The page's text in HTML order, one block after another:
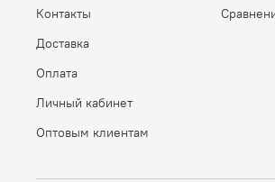
Контакты
Доставка
Оплата
Личный кабинет
Оптовым клиентам